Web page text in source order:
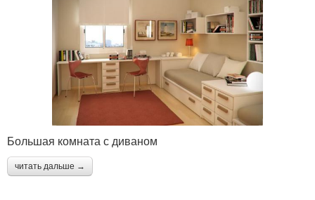
Большая комната с диваном
читать дальше →